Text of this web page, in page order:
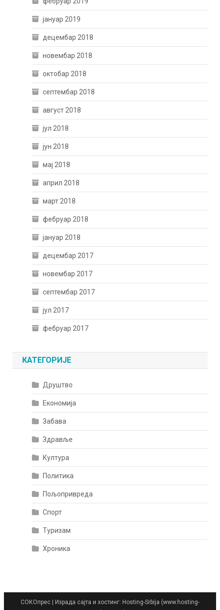
јануар 2019
децембар 2018
новембар 2018
октобар 2018
септембар 2018
август 2018
јул 2018
јун 2018
мај 2018
април 2018
март 2018
фебруар 2018
јануар 2018
децембар 2017
новембар 2017
септембар 2017
јул 2017
фебруар 2017
КАТЕГОРИЈЕ
Друштво
Економија
Забава
Здравље
Култура
Политика
Пољопривреда
Спорт
Туризам
Хроника
СОКОпрес
Израда сајта и хостинг: Hosting-Srbija (www.hosting-